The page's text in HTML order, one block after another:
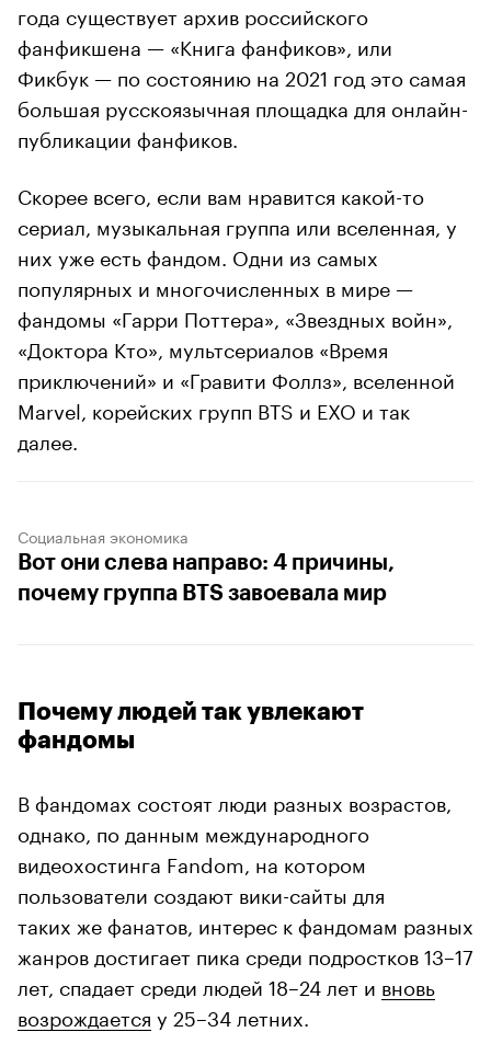
года существует архив российского
фанфикшена — «Книга фанфиков», или
Фикбук — по состоянию на 2021 год это самая
большая русскоязычная площадка для онлайн-
публикации фанфиков.
Скорее всего, если вам нравится какой-то
сериал, музыкальная группа или вселенная, у
них уже есть фандом. Одни из самых
популярных и многочисленных в мире —
фандомы «Гарри Поттера», «Звездных войн»,
«Доктора Кто», мультсериалов «Время
приключений» и «Гравити Фоллз», вселенной
Marvel, корейских групп BTS и EXO и так
далее.
Социальная экономика
Вот они слева направо: 4 причины,
почему группа BTS завоевала мир
Почему людей так увлекают
фандомы
В фандомах состоят люди разных возрастов,
однако, по данным международного
видеохостинга Fandom, на котором
пользователи создают вики-сайты для
таких же фанатов, интерес к фандомам разных
жанров достигает пика среди подростков 13–17
лет, спадает среди людей 18–24 лет и вновь
возрождается у 25–34 летних.